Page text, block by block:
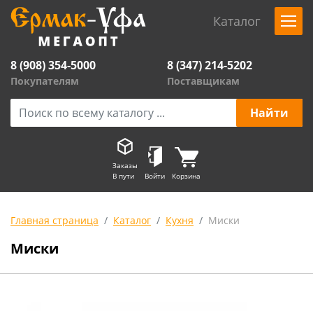
Каталог
8 (908) 354-5000
Покупателям
8 (347) 214-5202
Поставщикам
Заказы
В пути
Войти Корзина
Главная страница Каталог Кухня Миски
Миски